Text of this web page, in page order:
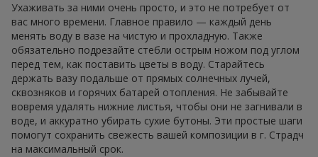
Ухаживать за ними очень просто, и это не потребует от
вас много времени. Главное правило — каждый день
менять воду в вазе на чистую и прохладную. Также
обязательно подрезайте стебли острым ножом под углом
перед тем, как поставить цветы в воду. Старайтесь
держать вазу подальше от прямых солнечных лучей,
сквозняков и горячих батарей отопления. Не забывайте
вовремя удалять нижние листья, чтобы они не загнивали в
воде, и аккуратно убирать сухие бутоны. Эти простые шаги
помогут сохранить свежесть вашей композиции в г. Страдч
на максимальный срок.